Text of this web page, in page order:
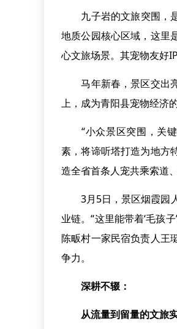
九子岩的文旅突围，是
地质公园核心区域，这里
心文旅场景。其宠物友好
马年新春，景区交出亮
上，成为青阳县宠物经济
“小众景区突围，关键
素，将谛听塔打造为地方
造全省首条人宠共乘索道
3月5日，景区烟霞园人
业链。“这里能带着‘毛孩
陈畈村一家民宿负责人王
争力。
深耕不辍：
从流量到留量的文旅